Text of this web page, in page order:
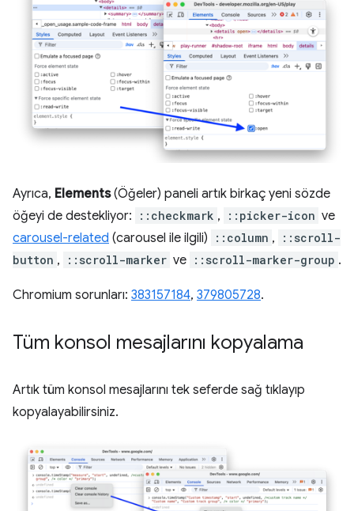
Ayrıca, Elements(Öğeler) paneli artık birkaç yeni sözde
öğeyi de destekliyor:
::checkmark , ::picker-icon ve
carousel-related (carousel ile ilgili) ::column ,
::scroll-
button , ::scroll-marker ve ::scroll-marker-group .
Chromium sorunları: 383157184, 379805728.
Tüm konsol mesajlarını kopyalama
Artık tüm konsol mesajlarını tek seferde sağ tıklayıp
kopyalayabilirsiniz.